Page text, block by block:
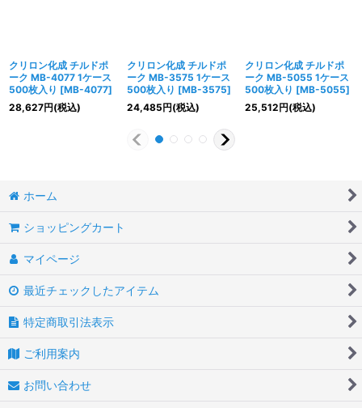
クリロン化成 チルドポ
ーク MB-4077 1ケース
500枚入り [MB-4077]
28,627円(税込)
クリロン化成 チルドポ
ーク MB-3575 1ケース
500枚入り [MB-3575]
24,485円(税込)
クリロン化成 チルドポ
ーク MB-5055 1ケース
500枚入り [MB-5055]
25,512円(税込)
ホーム
ショッピングカート
マイページ
最近チェックしたアイテム
特定商取引法表示
ご利用案内
お問い合わせ